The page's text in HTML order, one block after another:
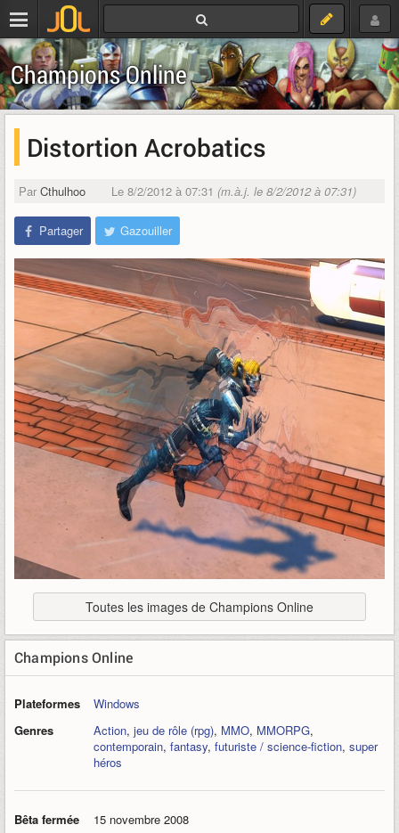
Champions Online
Distortion Acrobatics
Par Cthulhoo Le 8/2/2012 à 07:31 (m.à.j. le 8/2/2012 à 07:31)
Partager Gazouiller
Toutes les images de Champions Online
Champions Online
Plateformes
Windows
Genres
Action, jeu de rôle (rpg), MMO, MMORPG,
contemporain, fantasy, futuriste / science-fiction, super
héros
Bêta fermée
15 novembre 2008